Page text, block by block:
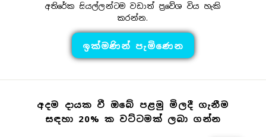
අතිරේක සියල්ලන්ටම වඩාත් ප්‍රවේශ විය හැකි
කරන්න.
ඉක්මණින් පැමිණෙන
අදම දායක වී ඔබේ පළමු මිලදී ගැනීම
සඳහා 20% ක වට්ටමක් ලබා ගන්න